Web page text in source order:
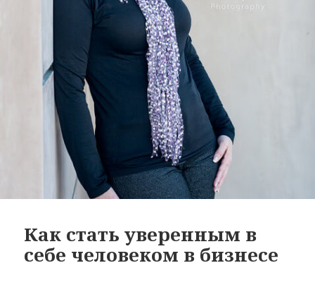
Как стать уверенным в
себе человеком в бизнесе